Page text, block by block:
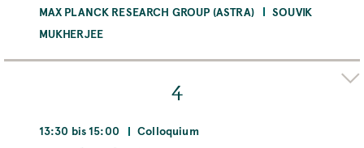
Room 010
MEHR
MAX PLANCK RESEARCH GROUP (ASTRA)
SOUVIK
MUKHERJEE
Max Planck Institute for the History of Science,
4
13:30 bis 15:00 Colloquium